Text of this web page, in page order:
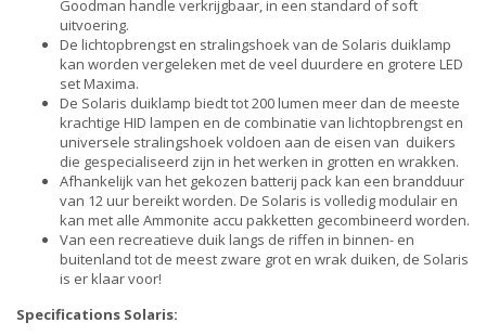
Goodman handle verkrijgbaar, in een standard of soft
uitvoering.
De lichtopbrengst en stralingshoek van de Solaris duiklamp
kan worden vergeleken met de veel duurdere en grotere LED
set Maxima.
De Solaris duiklamp biedt tot 200 lumen meer dan de meeste
krachtige HID lampen en de combinatie van lichtopbrengst en
universele stralingshoek voldoen aan de eisen van duikers
die gespecialiseerd zijn in het werken in grotten en wrakken.
Afhankelijk van het gekozen batterij pack kan een brandduur
van 12 uur bereikt worden. De Solaris is volledig modulair en
kan met alle Ammonite accu pakketten gecombineerd worden.
Van een recreatieve duik langs de riffen in binnen- en
buitenland tot de meest zware grot en wrak duiken, de Solaris
is er klaar voor!
Specifications Solaris: